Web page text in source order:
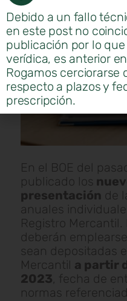
En el BOE del
publicado los
presentación de
anuales
Registro
deberán
sean depositadas
Mercantil a partir
2023, fecha de
normas
Debido a un fallo
en este post no
publicación por lo
verídica, es anterior
Rogamos cerciorarse
respecto a plazos y
prescripción.